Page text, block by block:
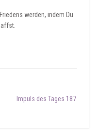
werden, indem Du
Impuls des Tages 187